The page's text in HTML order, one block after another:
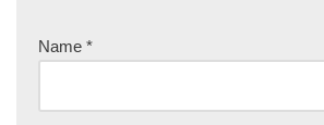
Name *